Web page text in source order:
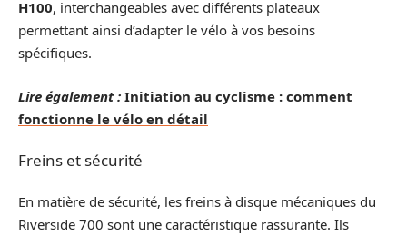
H100, interchangeables avec différents plateaux
permettant ainsi d’adapter le vélo à vos besoins
spécifiques.
Lire également : Initiation au cyclisme : comment
fonctionne le vélo en détail
Freins et sécurité
En matière de sécurité, les freins à disque mécaniques du
Riverside 700 sont une caractéristique rassurante. Ils